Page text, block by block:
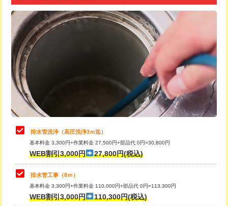
給水管工事※（ライニング鋼管・銅
管・ポリ管・HT管使用/3ｍまで)
44,000円
給水管工事※（ライニング鋼管・銅
管・ポリ管・HT管使用/3ｍ超え)
+8,800円
排水管工事（土の掘削・埋め戻し作
業）
11,000円~
排水管工事（排水管工事/3ｍまで） 55,000円
排水管工事（追加 排水管工事/3ｍ超
え）
マス交換（土の掘削・埋め戻し作業）
マス交換（深さ50㎝未満）
マス交換（深さ50㎝以上） 66,000円
追加トーラー機使用/3m超え +3,300円
カメラ調査 33,000円
桝清掃 8,800円
止水・漏水調査・防水処理・清掃・修
理・調整・分解・加工など（軽作業）
11,000円
止水・漏水調査・防水処理・清掃・修
理・調整・分解・加工など（中作業）
22,000円
止水・漏水調査・防水処理・清掃・修
理・調整・分解・加工など（重作業）
33,000円
その他部品の脱着
交換・取付（タンク） 22,000円+材料費
排水管洗浄（高圧洗浄3ｍ迄）
基本料金 3,300円+作業料金 27,500円+部品代 0円=30,800円
WEB割引3,000円 27,800円(税込)
排水管工事（8ｍ）
基本料金 3,300円+作業料金 110,000円+部品代 0円=113,300円
WEB割引3,000円 110,300円(税込)